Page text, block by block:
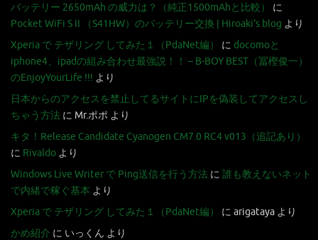
バッテリー 2650mAh の威力は？（純正1500mAhと比較）
に
Pocket WiFi S II （S41HW）のバッテリー交換 | Hiroaki's blog より
Xperia で テザリング してみた１（PdaNet編）
に docomoと
iphone4、ipadの組み合わせ最強説！！ – B-BOY BEST（冨樫俊一）
のEnjoyYourLife !!! より
日本からのアクセスを禁止してるサイトにIPを偽装してアクセスし
ちゃう方法 に Mr.ポポ より
キタ！Release Candidate Cyanogen CM7.0 RC4 v013（追記あり）
に Rivaldo より
Windows Live Writer で Ping送信を行う方法 に 誰も教えないネット
で内緒で稼ぐ基本 より
Xperia で テザリング してみた１（PdaNet編）
に arigataya より
かめ紹介 に いっくん より